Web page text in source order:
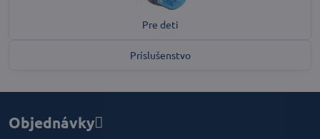
Pre deti
Príslušenstvo
Objednávky